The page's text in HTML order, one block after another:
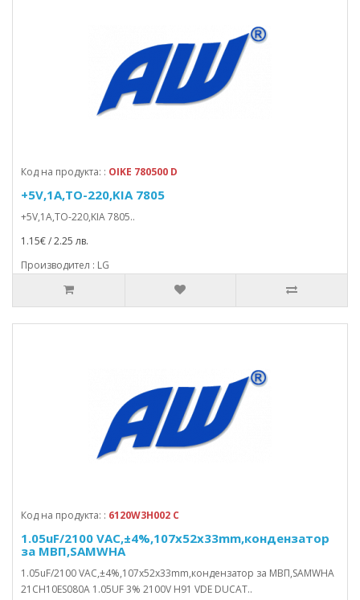
Код на продукта: : OIKE 780500 D
+5V,1A,TO-220,KIA 7805
+5V,1A,TO-220,KIA 7805..
1.15€ / 2.25 лв.
Производител : LG
Код на продукта: : 6120W3H002 C
1.05uF/2100 VAC,±4%,107x52x33mm,кондензатор
за МВП,SAMWHA
1.05uF/2100 VAC,±4%,107x52x33mm,кондензатор за МВП,SAMWHA
21CH10ES080A 1.05UF 3% 2100V H91 VDE DUCAT..